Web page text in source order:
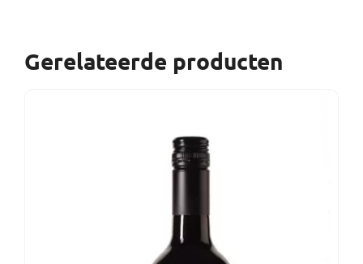
Gerelateerde producten